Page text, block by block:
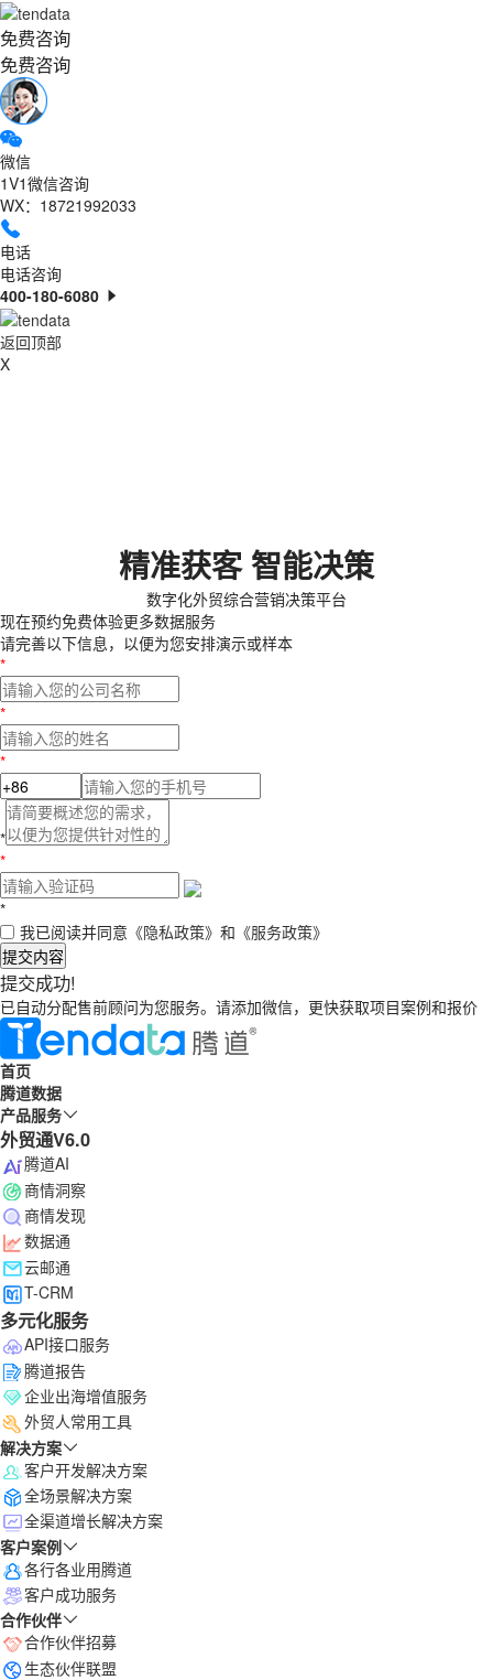
免费咨询
免费咨询
微信
1V1微信咨询
WX：18721992033
电话
电话咨询
400-180-6080
返回顶部
X
精准获客 智能决策
数字化外贸综合营销决策平台
现在预约免费体验更多数据服务
请完善以下信息，以便为您安排演示或样本
*
*
*
*
*
*
我已阅读并同意 《隐私政策》 和 《服务政策》
提交内容
提交成功!
已自动分配售前顾问为您服务。请添加微信，更快获取项目案例和报价
首页
腾道数据
产品服务
外贸通V6.0
腾道AI
商情洞察
商情发现
数据通
云邮通
T-CRM
多元化服务
API接口服务
腾道报告
企业出海增值服务
外贸人常用工具
解决方案
客户开发解决方案
全场景解决方案
全渠道增长解决方案
客户案例
各行各业用腾道
客户成功服务
合作伙伴
合作伙伴招募
生态伙伴联盟